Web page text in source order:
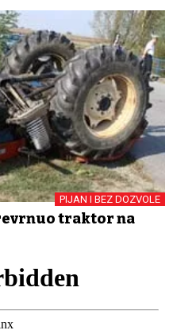
PIJAN I BEZ DOZVOLE
traktor na